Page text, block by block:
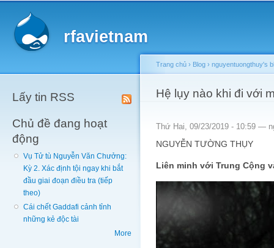
rfavietnam
Lấy tin RSS
Chủ đề đang hoạt
động
Vụ Tử tù Nguyễn Văn Chưởng:
Kỳ 2. Xác định tội ngay khi bắt
đầu giai đoạn điều tra (tiếp
theo)
Cái chết Gaddafi cảnh tỉnh
những kẻ độc tài
More
You are here
Trang chủ › Blog › nguyentuongthuy's
Hệ lụy nào khi đi với
Thứ Hai, 09/23/2019 - 10:59 —
NGUYỄN TƯỜNG THỤY
Liên minh với Trung Cộng